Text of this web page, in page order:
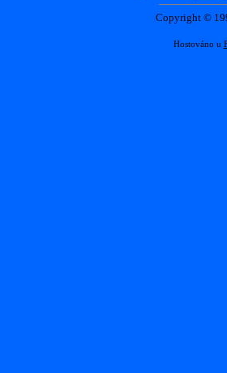
Copyright ©
Hostováno u